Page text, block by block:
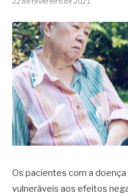
Os pacientes com a
vulneráveis aos efeitos